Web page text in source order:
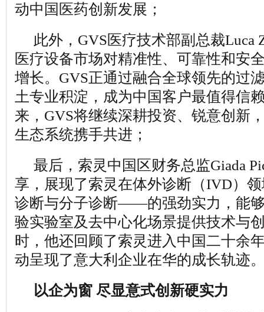
动中国医药创新发展；
此外，GVS医疗技术部副总裁Luca
医疗设备市场对精准性、可靠性和安
增长。GVS正通过融合全球领先的过
土专业积淀，成为中国客户最值得信
来，GVS将继续深耕投资、锐意创新
生态系统携手共进；
最后，索灵中国区财务总监Giada
享，展现了索灵在体外诊断（IVD）
诊断与分子诊断——的强劲实力，能
验实验室及去中心化场景提供技术与
时，他还回顾了索灵进入中国二十余
动呈现了意大利企业在华的成长轨迹
以企为窗 尽显意式创新硬实力